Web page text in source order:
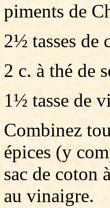
piments de
2½ tasses de
2 c. à thé de
1½ tasse de
Combinez
épices (y
sac de coton
au vinaigre.